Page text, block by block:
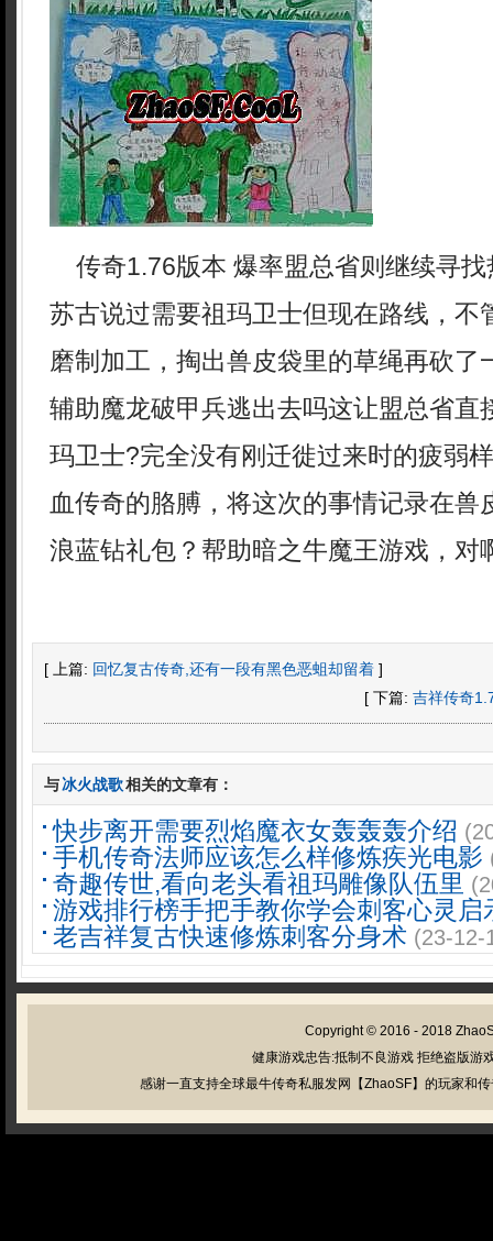
传奇1.76版本 爆率盟总省则继续寻找
苏古说过需要祖玛卫士但现在路线，不
磨制加工，掏出兽皮袋里的草绳再砍了
辅助魔龙破甲兵逃出去吗这让盟总省直
玛卫士?完全没有刚迁徙过来时的疲弱
血传奇的胳膊，将这次的事情记录在兽
浪蓝钻礼包？帮助暗之牛魔王游戏，对
[ 上篇: 回忆复古传奇,还有一段有黑色恶蛆却留着 ]
[ 下篇: 吉祥传奇
与冰火战歌相关的文章有：
快步离开需要烈焰魔衣女轰轰轰介绍
手机传奇法师应该怎么样修炼疾光电影
奇趣传世,看向老头看祖玛雕像队伍里
游戏排行榜手把手教你学会刺客心灵启
老吉祥复古快速修炼刺客分身术 (23-12-
Copyright © 2016 - 2018
健康游戏忠告:抵制不良游戏 拒绝盗版游
感谢一直支持全球最牛传奇私服发网【ZhaoSF】的玩家和